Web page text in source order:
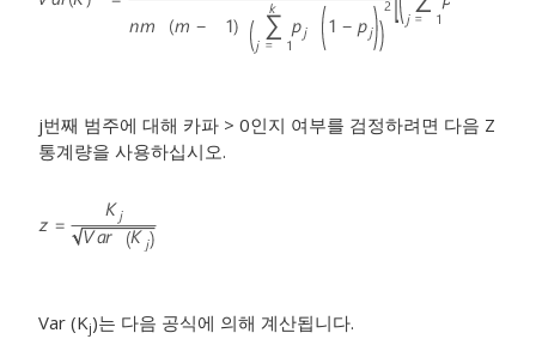
j번째 범주에 대해 카파 > 0인지 여부를 검정하려면 다음 Z
통계량을 사용하십시오.
Var (Kj)는 다음 공식에 의해 계산됩니다.